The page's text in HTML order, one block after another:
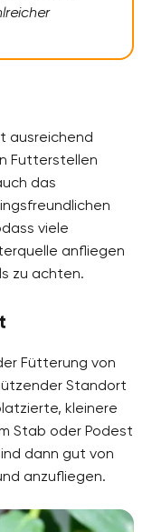
ausreichend
Futterstellen
das
viele
anfliegen
zu achten.
Fütterung von
Standort
kleinere
Stab oder Podest
dann gut von
anzufliegen.